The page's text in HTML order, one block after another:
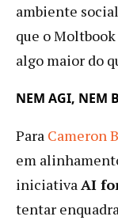
ambiente
que o
algo maior do
NEM AGI, NEM
Para Cameron
em
iniciativaAI
tentar